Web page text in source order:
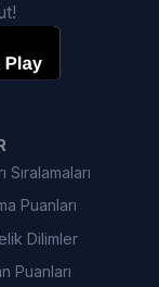
Sıralamaları
Puanları
Dilimler
Puanları